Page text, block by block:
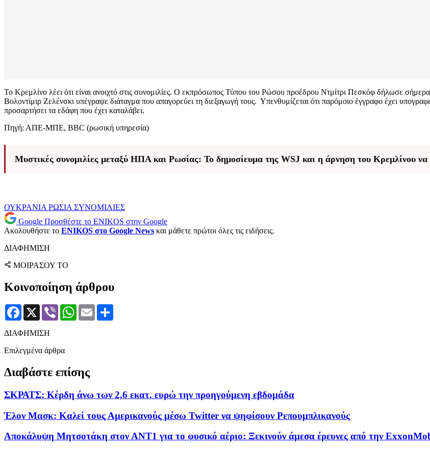
Το Κρεμλίνο λέει ότι είναι ανοιχτό στις συνομιλίες. Ο εκπρόσωπος Τύπου του Ρώσου προέδρου Ντμίτρι Πεσκόφ δήλωσε
Βολοντίμιρ Ζελένσκι υπέγραψε διάταγμα που απαγορεύει τη διεξαγωγή τους. Υπενθυμίζεται ότι παρόμοιο έγγραφο έχει
προσαρτήσει τα εδάφη που έχει καταλάβει.
Πηγή: ΑΠΕ-ΜΠΕ, BBC (ρωσική υπηρεσία)
Μυστικές συνομιλίες μεταξύ ΗΠΑ και Ρωσίας: Το δημοσίευμα της WSJ και η άρνηση του Κρεμλίνου να
ΟΥΚΡΑΝΙΑ ΡΩΣΙΑ ΣΥΝΟΜΙΛΙΕΣ
Google Προσθέστε το ENIKOS στην Google
Ακολουθήστε το ENIKOS στο Google News και μάθετε πρώτοι όλες τις ειδήσεις.
ΔΙΑΦΗΜΙΣΗ
ΜΟΙΡΑΣΟΥ ΤΟ
Κοινοποίηση άρθρου
Facebook
X Viber WhatsApp
Email
ΔΙΑΦΗΜΙΣΗ
Επιλεγμένα άρθρα
Διαβάστε επίσης
ΣΚΡΑΤΣ: Κέρδη άνω των 2,6 εκατ. ευρώ την προηγούμενη εβδομάδα
Έλον Μασκ: Καλεί τους Αμερικανούς μέσω Twitter να ψηφίσουν Ρεπουμπλικανούς
Αποκάλυψη Μητσοτάκη στον ΑΝΤ1 για το φυσικό αέριο: Ξεκινούν άμεσα έρευνες από την